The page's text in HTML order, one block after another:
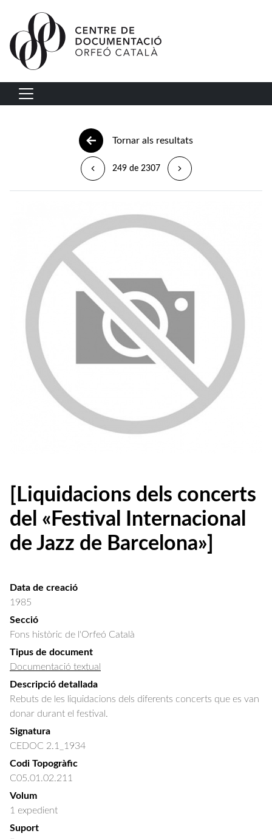
Vés al contingut
Navegació principal
Tornar als resultats
249 de 2307
[Liquidacions dels concerts
del «Festival Internacional
de Jazz de Barcelona»]
Data de creació
1985
Secció
Fons històric de l'Orfeó Català
Tipus de document
Documentació textual
Descripció detallada
Rebuts de les liquidacions dels diferents concerts que es van
donar durant el festival.
Signatura
CEDOC 2.1_1934
Codi Topogràfic
C05.01.02.211
Volum
1 expedient
Suport